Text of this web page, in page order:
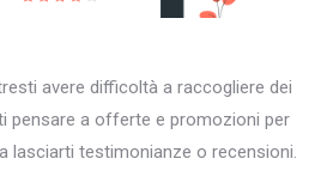
avere difficoltà a raccogliere dei
pensare a offerte e promozioni per
lasciarti testimonianze o recensioni.